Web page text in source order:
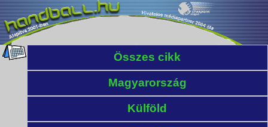
Összes cikk
Magyarország
Külföld